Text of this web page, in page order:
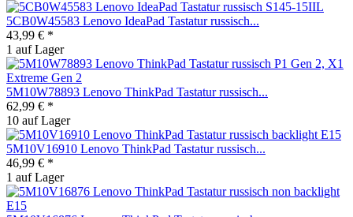
5CB0W45583 Lenovo IdeaPad Tastatur russisch...
43,99 € *
1 auf Lager
5M10W78893 Lenovo ThinkPad Tastatur russisch...
62,99 € *
10 auf Lager
5M10V16910 Lenovo ThinkPad Tastatur russisch...
46,99 € *
1 auf Lager